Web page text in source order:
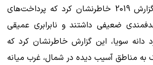
تجاری منتشر کرد. گزارش 2019 خاطرنشان کرد که پرداخت‌های
ضعیفی داشتند و نابرابری عمیقی
دانه سویا، این گزارش خاطرنشان کرد که
به مناطق آسیب دیده در شمال، غرب میانه